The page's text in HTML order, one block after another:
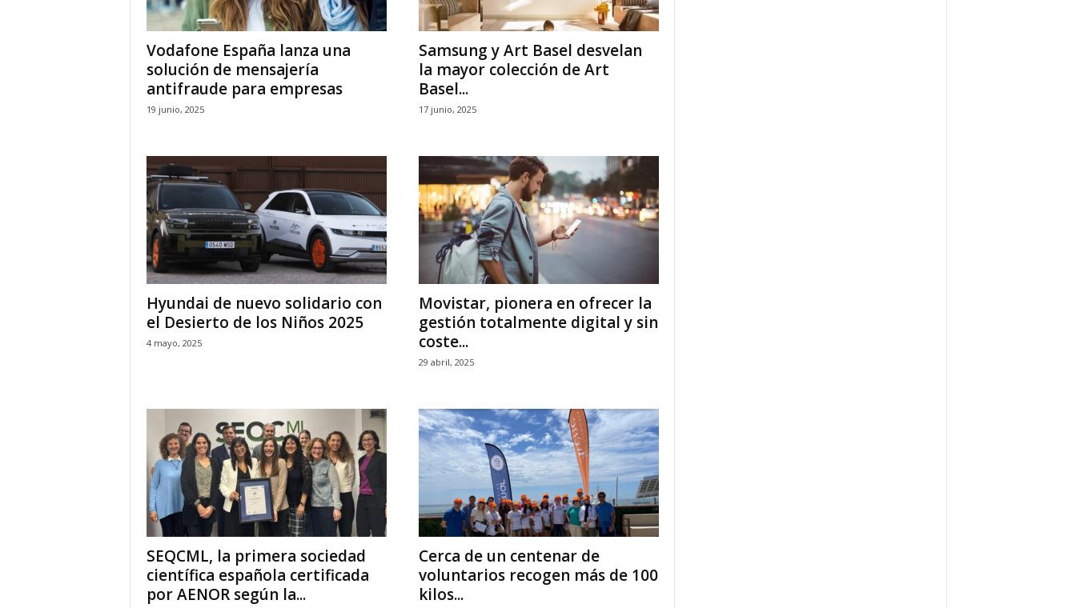
Vodafone España lanza una
solución de mensajería
antifraude para empresas
19 junio, 2025
Samsung y Art Basel desvelan
la mayor colección de Art
Basel...
17 junio, 2025
Hyundai de nuevo solidario con
el Desierto de los Niños 2025
4 mayo, 2025
Movistar, pionera en ofrecer la
gestión totalmente digital y sin
coste...
29 abril, 2025
SEQCML, la primera sociedad
científica española certificada
por AENOR según la...
Cerca de un centenar de
voluntarios recogen más de 100
kilos...